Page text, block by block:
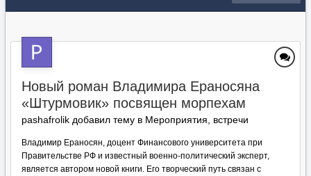
Новый роман Владимира Ераносяна
«Штурмовик» посвящен морпехам
pashafrolik добавил тему в Мероприятия, встречи
Владимир Ераносян, доцент Финансового университета при
Правительстве РФ и известный военно-политический эксперт,
является автором новой книги. Его творческий путь связан с